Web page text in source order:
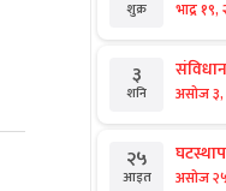
शुक्र भाद्र १९,
३
शनि असोज
२५
आइत असोज